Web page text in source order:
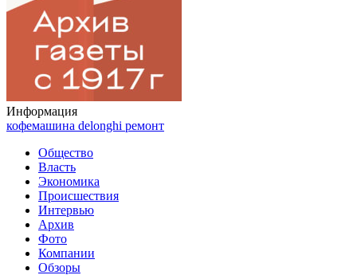
Информация
кофемашина delonghi ремонт
Общество
Власть
Экономика
Происшествия
Интервью
Архив
Фото
Компании
Обзоры